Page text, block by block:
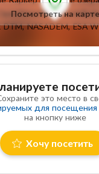
Посмотреть на карте
это место в
для
на кнопку ниже
Хочу посетить